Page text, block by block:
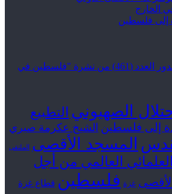
الصهيوني التطبيع
إلى فلسطين الشيخ عكرمة صبري
المسجد الأقصى الملتقى
العالمي من أجل
غزة فلسطين قطاع غزة